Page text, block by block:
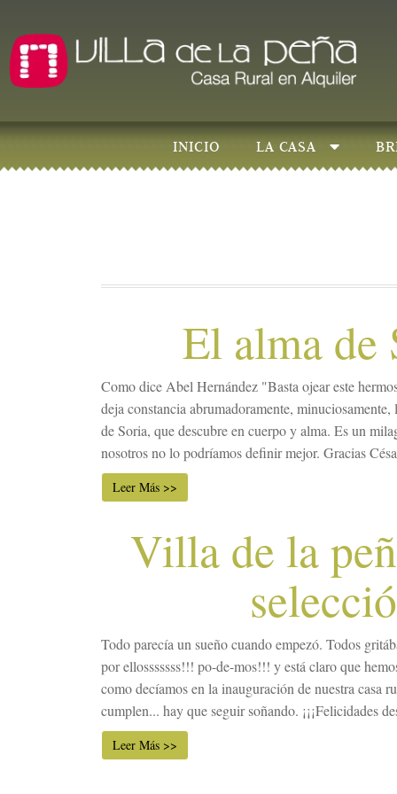
INICIO LA CASA
El alma de
Como dice Abel Hernández "Basta ojear este
deja constancia abrumadoramente, minuciosamente,
de Soria, que descubre en cuerpo y alma. Es un
nosotros no lo podríamos definir mejor. Gracias
Leer Más >>
Villa de la
Todo parecía un sueño cuando empezó. Todos
por ellosssssss!!! po-de-mos!!! y está claro que
como decíamos en la inauguración de nuestra casa
cumplen... hay que seguir soñando. ¡¡¡Felicidades
Leer Más >>